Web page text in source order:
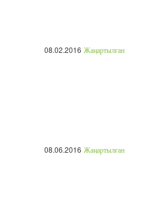
08.02.2016 Жаңартылған
08.06.2016 Жаңартылған